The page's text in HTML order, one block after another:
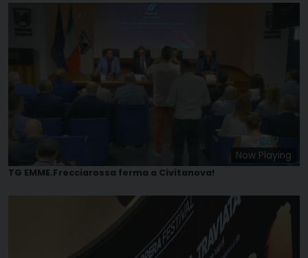
Now Playing
TG EMME.Frecciarossa ferma a Civitanova!